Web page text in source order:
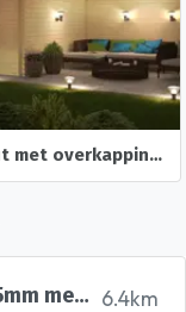
Blokhut met overkapping Olenka 710x330 Onbehandeld vuren
6.4km
daystate delta wolf 6.35mm met vector optics continental